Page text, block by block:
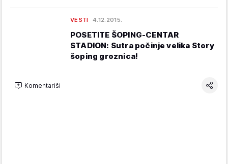
VESTI 4.12.2015.
POSETITE ŠOPING-CENTAR
STADION: Sutra počinje velika Story
šoping groznica!
Komentariši